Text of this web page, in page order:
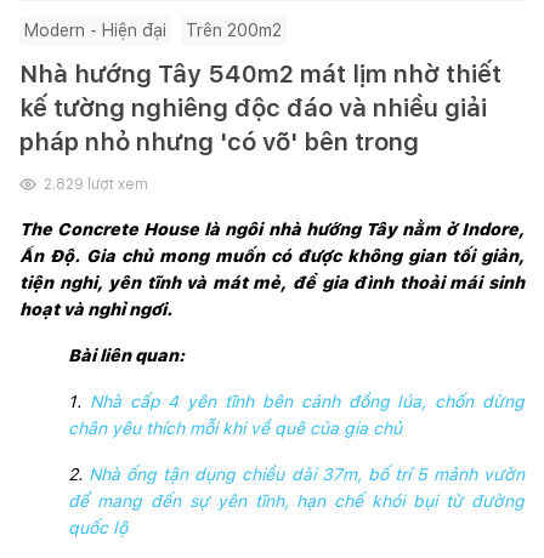
Modern - Hiện đại Trên 200m2
Nhà hướng Tây 540m2 mát lịm nhờ thiết
kế tường nghiêng độc đáo và nhiều giải
pháp nhỏ nhưng 'có võ' bên trong
2.829 lượt xem
The Concrete House là ngôi nhà hướng Tây nằm ở Indore,
Ấn Độ. Gia chủ mong muốn có được không gian tối giản,
tiện nghi, yên tĩnh và mát mẻ, để gia đình thoải mái sinh
hoạt và nghỉ ngơi.
Bài liên quan:
1. Nhà cấp 4 yên tĩnh bên cánh đồng lúa, chốn dừng
chân yêu thích mỗi khi về quê của gia chủ
2. Nhà ống tận dụng chiều dài 37m, bố trí 5 mảnh vườn
để mang đến sự yên tĩnh, hạn chế khói bụi từ đường
quốc lộ